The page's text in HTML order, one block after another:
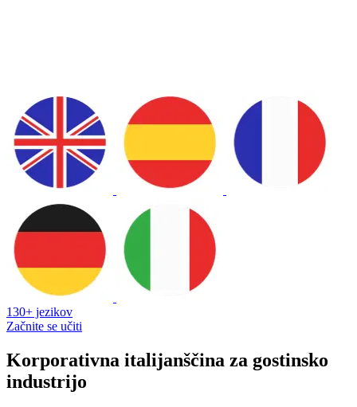
130+ jezikov
Začnite se učiti
Korporativna italijanščina za gostinsko
industrijo